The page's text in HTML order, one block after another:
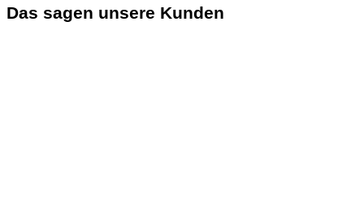
Das sagen unsere Kunden